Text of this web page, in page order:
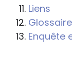
et pénales.
Liens
Glossaire
Enquête